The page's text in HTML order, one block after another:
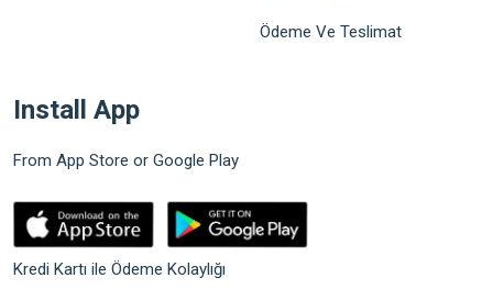
Ödeme Ve Teslimat
Install App
From App Store or Google Play
Kredi Kartı ile Ödeme Kolaylığı